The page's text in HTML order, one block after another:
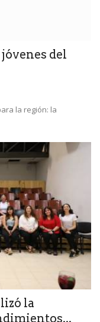
del
la región: la
la